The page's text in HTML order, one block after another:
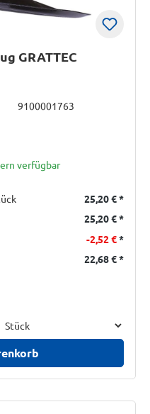
GRATTEC
9100001763
verfügbar
25,20 €*
25,20 €*
-2,52 €*
22,68 €*